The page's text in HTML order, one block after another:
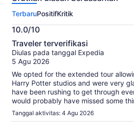
ini.
Informasi
lebih
lanjut
tentang
ulasan
kami
TerbaruPositifKritik
10.0/10
10.0
dari
10
Traveler terverifikasi
Diulas pada tanggal Expedia
5 Agu 2026
We opted for the extended tour
Harry Potter studios and were very
have been rushing to get through
would probably have missed some
Tanggal aktivitas: 4 Agu 2026